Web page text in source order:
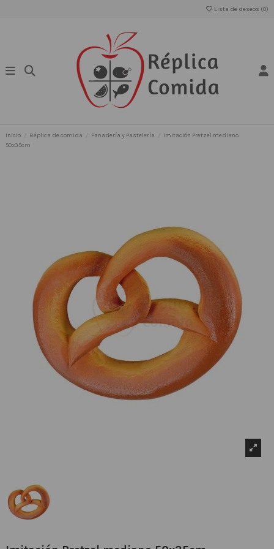
Lista de deseos (0)
Inicio Réplica de comida Panadería y Pastelería
Imitación Pretzel mediano
50x35cm